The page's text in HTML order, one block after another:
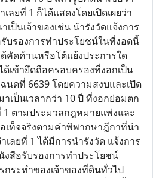
ลยที่ 1 ก็ได้แสดงโดยเปิดเผยว่า
ป็นเจ้าของเช่น นำรังวัดแจ้งการ
บรองการทำประโยชน์ในที่งอดนี้
คัดค้านหรือโต้แย้งประการใด
ด้เข้ายึดถือครอบครองที่งอกเป็น
ดที่ 6639 โดยความสงบและเปิด
าเป็นเวลากว่า 10 ปี ที่งอกย่อมตก
1 ตามประมวลกฎหมายแพ่งและ
เท็จจริงตามคำพิพากษาฎีกาที่นำ
ลยที่ 1 ได้มีการนำรังวัด แจ้งการ
สือรับรองการทำประโยชน์
ระทำของเจ้าของที่ดินทั่วไป